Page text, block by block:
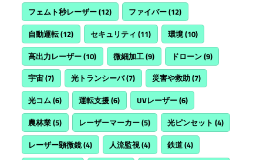
フェムト秒レーザー(12) ファイバー(12)
自動運転(12) セキュリティ (11) 環境(10)
高出力レーザー(10) 微細加工(9) ドローン(9)
宇宙(7) 光トランシーバ(7) 災害や救助(7)
光コム(6) 運転支援(6) UVレーザー(6)
農林業(5) レーザーマーカー(5) 光ピンセット (4)
レーザー顕微鏡(4) 人流監視(4) 鉄道(4)